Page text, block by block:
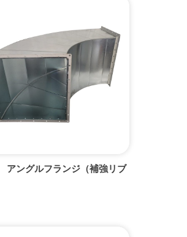
ングルフランジ（補強リブ